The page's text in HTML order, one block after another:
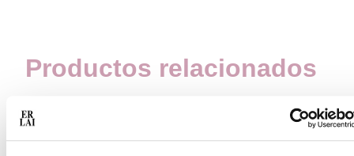
Productos relacionados